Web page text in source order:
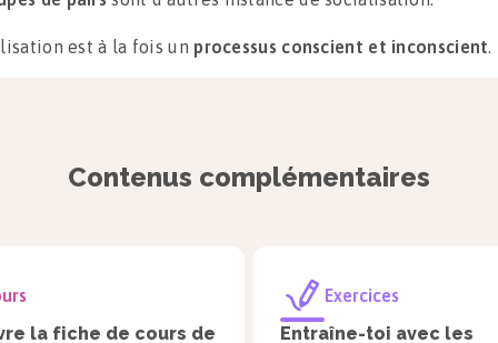
est à la fois un processus conscient et inconscient.
revêtant des formes multiples et dont il n’a pas
Contenus complémentaires
la fiche de cours de
Exercices
Entraîne-toi avec les